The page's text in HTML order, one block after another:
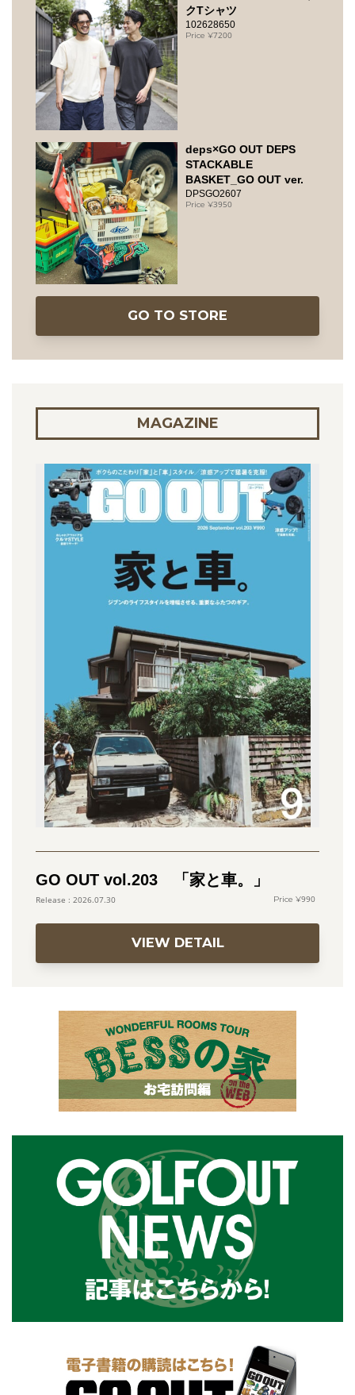
クTシャツ
102628650
7200
deps×GO OUT DEPS
STACKABLE
BASKET_GO OUT ver.
DPSGO2607
3950
GO TO STORE
MAGAZINE
GO OUT vol.203 「家と車。」
2026.07.30 990
VIEW DETAIL